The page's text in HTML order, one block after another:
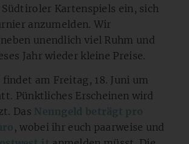
Kartenspiels ein, sich
anzumelden. Wir
unendlich viel Ruhm und
Jahr wieder kleine Preise.
findet am Freitag, 18. Juni um
Pünktliches Erscheinen wird
Das Nenngeld beträgt pro
, wobei ihr euch paarweise und